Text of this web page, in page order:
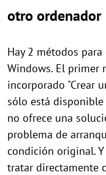
otro ordenador
Hay 2 métodos
Windows. El primer
incorporado "Crear
sólo está disponible
no ofrece una
problema de
condición original.
tratar directamente